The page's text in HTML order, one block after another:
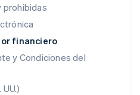
prohibidas
financiero
y Condiciones del